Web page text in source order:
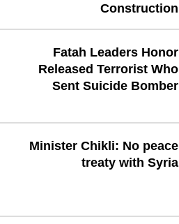
Construction
Fatah Leaders Honor
Released Terrorist Who
Sent Suicide Bomber
Minister Chikli: No peace
treaty with Syria